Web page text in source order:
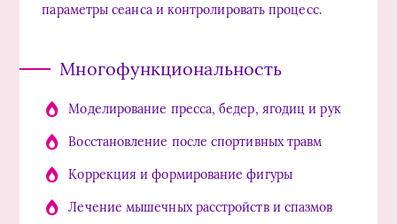
параметры сеанса и контролировать процесс.
Многофункциональность
Моделирование пресса, бедер, ягодиц и рук
Восстановление после спортивных травм
Коррекция и формирование фигуры
Лечение мышечных расстройств и спазмов